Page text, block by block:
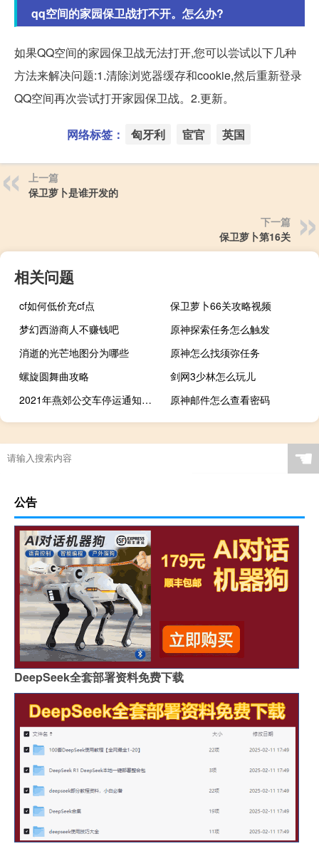
qq空间的家园保卫战打不开。怎么办?
如果QQ空间的家园保卫战无法打开,您可以尝试以下几种
方法来解决问题:1.清除浏览器缓存和cookie,然后重新登录
QQ空间再次尝试打开家园保卫战。2.更新。
网络标签： 匈牙利 宦官 英国
上一篇
保卫萝卜是谁开发的
下一篇
保卫萝卜第16关
相关问题
cf如何低价充cf点
保卫萝卜66关攻略视频
梦幻西游商人不赚钱吧
原神探索任务怎么触发
消逝的光芒地图分为哪些
原神怎么找须弥任务
螺旋圆舞曲攻略
剑网3少林怎么玩儿
2021年燕郊公交车停运通知（55河北燕郊公交车纵火事件简介）
原神邮件怎么查看密码
☚
公告
DeepSeek全套部署资料免费下载